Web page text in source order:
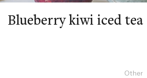
Blueberry kiwi iced tea
Other